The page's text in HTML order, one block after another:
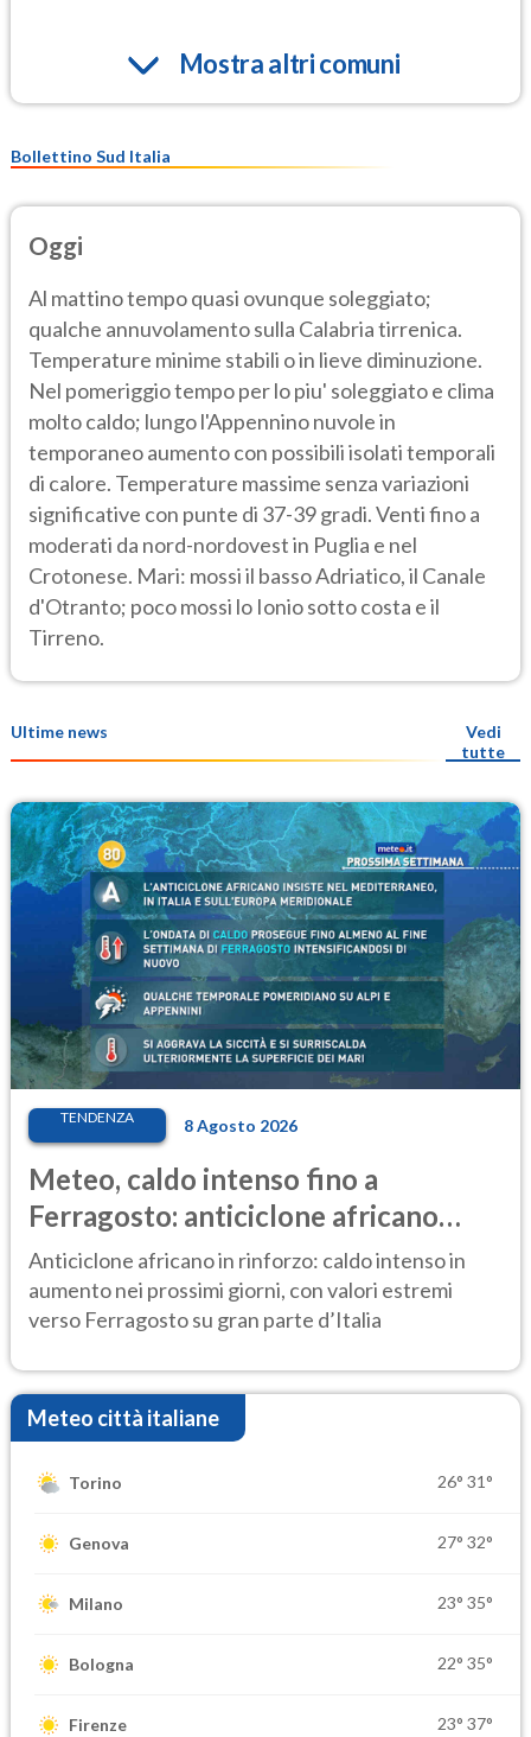
Mostra altri comuni
Bollettino Sud Italia
Oggi
Al mattino tempo quasi ovunque soleggiato;
qualche annuvolamento sulla Calabria tirrenica.
Temperature minime stabili o in lieve diminuzione.
Nel pomeriggio tempo per lo piu' soleggiato e clima
molto caldo; lungo l'Appennino nuvole in
temporaneo aumento con possibili isolati temporali
di calore. Temperature massime senza variazioni
significative con punte di 37-39 gradi. Venti fino a
moderati da nord-nordovest in Puglia e nel
Crotonese. Mari: mossi il basso Adriatico, il Canale
d'Otranto; poco mossi lo Ionio sotto costa e il
Tirreno.
Ultime news
Vedi
tutte
TENDENZA 8 Agosto 2026
Meteo, caldo intenso fino a
Ferragosto: anticiclone africano
ancora protagonista
Anticiclone africano in rinforzo: caldo intenso in
aumento nei prossimi giorni, con valori estremi
verso Ferragosto su gran parte d’Italia
Meteo città italiane
Torino 26° 31°
Genova 27° 32°
Milano 23° 35°
Bologna 22° 35°
Firenze 23° 37°